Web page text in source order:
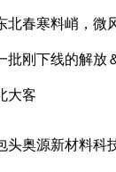
春寒料峭，微
批刚下线的解放
大客
奥源新材料科